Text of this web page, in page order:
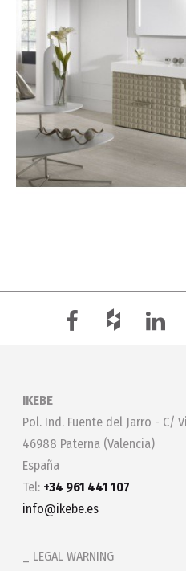
IKEBE
Pol. Ind. Fuente del Jarro - C/
46988 Paterna (Valencia)
España
Tel: +34 961 441 107
info@ikebe.es
LEGAL WARNING